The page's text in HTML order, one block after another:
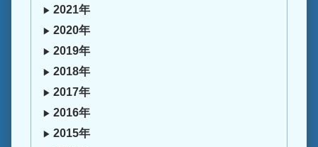
2021年
2020年
2019年
2018年
2017年
2016年
2015年